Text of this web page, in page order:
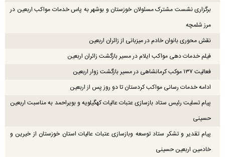
برگزاری نشست مشترک مسئولان خوزستان و بوشهر به پاس خدمات مواکب اربعین در
مرز شلمچه
نقش محوری بانوان خادم در میزبانی از زائران اربعین
فیلم خدمات دهی مواکب ایلام در مسیر بازگشت زائران اربعین
فعالیت ۱۳۷ موکب کرمانشاهی در مسیر بازگشت زوار اربعین
ادامه خدمات رسانی مواکب کردستان تا دو روز پس از اربعین
پیام تسلیت رئیس ستاد بازسازی عتبات عالیات کهگیلویه و بویراحمد به مناسبت اربعین
حسینی
پیام تقدیر و تشکر ستاد توسعه وبازسازی عتبات عالیات استان خوزستان از خیرین و
خادمین اربعین حسینی